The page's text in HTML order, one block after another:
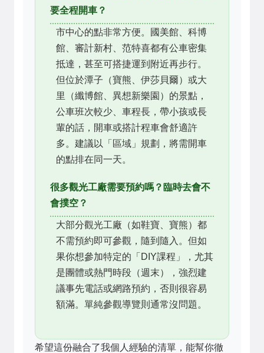
要全程開車？
市中心的點非常方便。國美館、科博
館、審計新村、范特喜都有公車密集
抵達，甚至可搭捷運到附近再步行。
但位於潭子（寶熊、伊莎貝爾）或大
里（纖博館、異想新樂園）的景點，
公車班次較少、車程長，帶小孩或長
輩的話，開車或搭計程車會舒適許
多。建議以「區域」規劃，將需開車
的點排在同一天。
很多觀光工廠需要預約嗎？臨時去會不
會撲空？
大部分觀光工廠（如鞋寶、寶熊）都
不需預約即可參觀，隨到隨入。但如
果你想參加特定的「DIY課程」，尤其
是團體或熱門時段（週末），強烈建
議事先電話或網路預約，否則很容易
額滿。單純參觀導覽則通常沒問題。
希望這份融合了我個人經驗的清單，能幫你徹